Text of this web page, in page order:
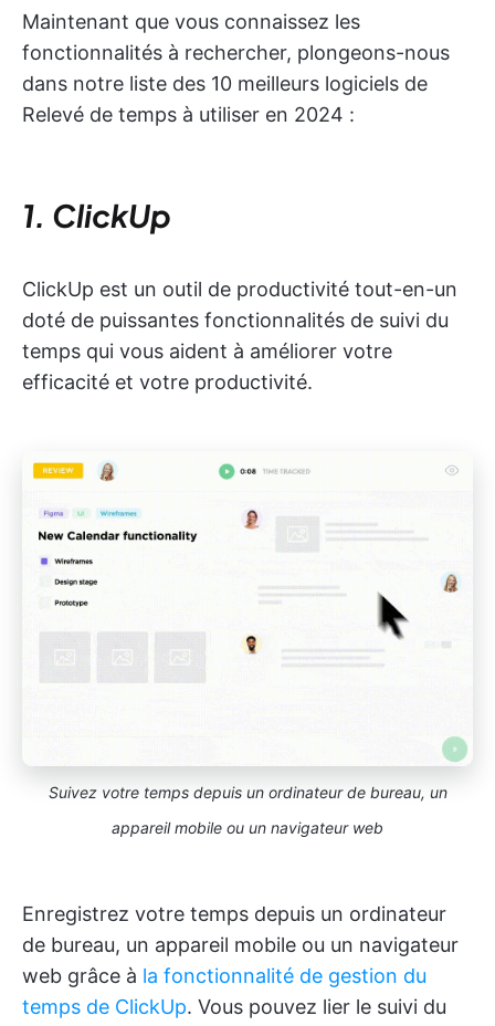
Maintenant que vous connaissez les
fonctionnalités à rechercher, plongeons-nous
dans notre liste des 10 meilleurs logiciels de
Relevé de temps à utiliser en 2024 :
1. ClickUp
ClickUp est un outil de productivité tout-en-un
doté de puissantes fonctionnalités de suivi du
temps qui vous aident à améliorer votre
efficacité et votre productivité.
Suivez votre temps depuis un ordinateur de bureau, un
appareil mobile ou un navigateur web
Enregistrez votre temps depuis un ordinateur
de bureau, un appareil mobile ou un navigateur
web grâce à la fonctionnalité de gestion du
temps de ClickUp. Vous pouvez lier le suivi du